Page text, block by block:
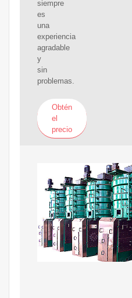
siempre
es
una
experiencia
agradable
y
sin
problemas.
Obtén
el
precio